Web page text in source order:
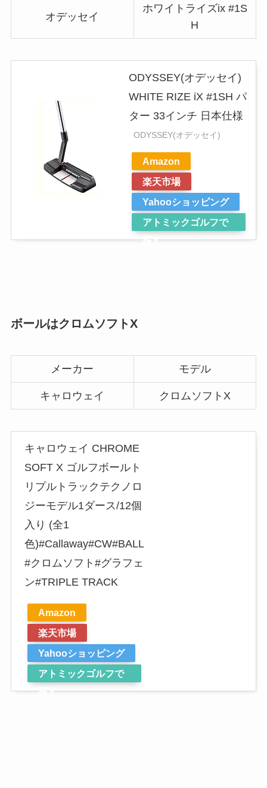
オデッセイ
ホワイトライズix #1S
H
ODYSSEY(オデッセイ)
WHITE RIZE iX #1SH パ
ター 33インチ 日本仕様
ODYSSEY(オデッセイ)
Amazon
楽天市場
Yahooショッピング
アトミックゴルフで
探す
ボールはクロムソフトX
メーカー モデル
キャロウェイ クロムソフトX
キャロウェイ CHROME
SOFT X ゴルフボールト
リプルトラックテクノロ
ジーモデル1ダース/12個
入り (全1
色)#Callaway#CW#BALL
#クロムソフト#グラフェ
ン#TRIPLE TRACK
Amazon
楽天市場
Yahooショッピング
アトミックゴルフで
探す